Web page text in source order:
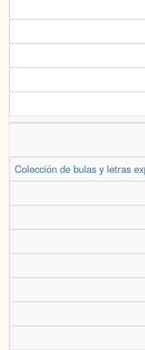
Colección de bulas y letras